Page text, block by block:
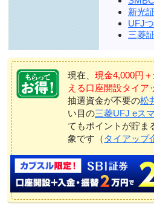
新光
UFJ
三菱
現在、 現金4,000円
える口座開設タイア
抽選資金が不要の松
い目の三菱UFJ eス
てもポイントが貯ま
象です（ タイアップ